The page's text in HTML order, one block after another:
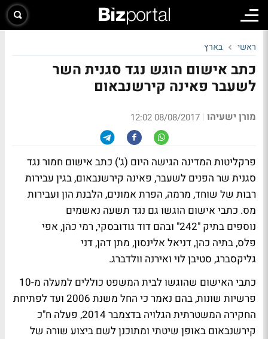
ראשי בארץ
כתב אישום הוגש נגד סגנית השר
לשעבר פאינה קירשנבאום
מורן ישעיהו |
08/08/2017 12:02
פרקליטות המדינה הגישה היום (ג') כתב אישום חמור נגד
סגנית שר הפנים לשעבר, פאינה קירשנבאום, בגין עבירות
רבות של שוחד, מרמה, הפרת אמונים, הלבנת הון ועבירות
מס. כתבי אישום הוגשו גם נגד תשעה נאשמים
נוספים בתיק "242" ובהם דוד גודובסקי, רמי כהן, אפי
פלס, בתיה כהן, דניאל אלינסון, מתן דהן, דני
גליקסברג, סטיבן לוי ואירנה וולדברג.
כתבי האישום שהוגשו לבית המשפט כוללים למעלה מ-10
פרשיות שונות, בהם נאמר כי החל משנת 2006 ועד לפתיחת
החקירה המשטרתית הגלויה בדצמבר 2014, פעלה ח"כ
קירשנבאום באופן שיטתי ומתוכנן לשם ביצוע שורה של